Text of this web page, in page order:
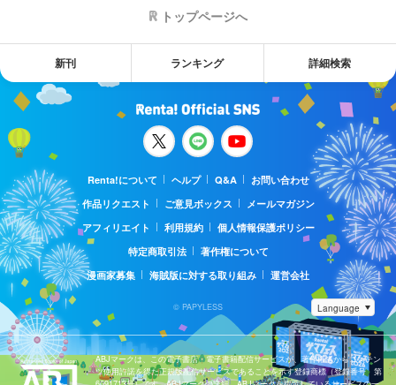
トップページへ
新刊 ランキング 詳細検索
Renta!について ヘルプ Q&A
お問い合わせ
作品リクエスト
ご意見ボックス
メールマガジン
アフィリエイト
利用規約
個人情報保護ポリシー
特定商取引法
著作権について
漫画家募集
海賊版に対する取り組み 運営会社
© PAPYLESS
ABJマークは、この電子書店・電子書籍配信サービスが、著作権者からコンテン
ツ使用許諾を得た正規版配信サービスであることを示す登録商標（登録番号 第